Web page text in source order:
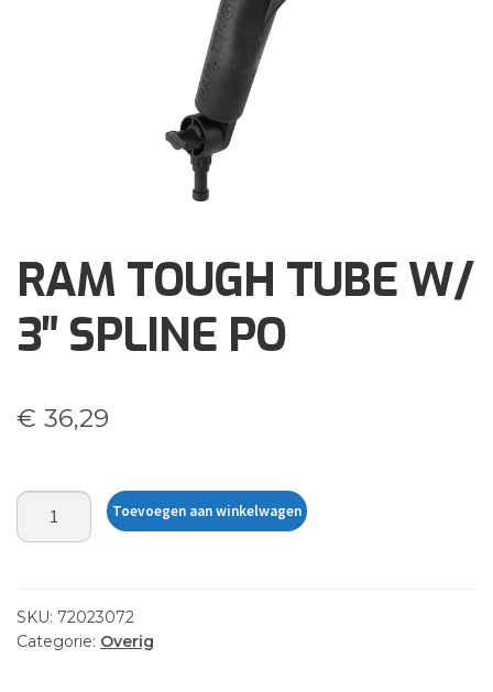
RAM TOUGH TUBE W/
3″ SPLINE PO
€ 36,29
RAM
TOUGH
3"
SPLINE
Toevoegen aan winkelwagen
SKU: 72023072
Categorie: Overig